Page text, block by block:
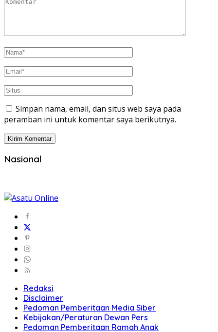
Simpan nama, email, dan situs web saya pada
peramban ini untuk komentar saya berikutnya.
Nasional
Redaksi
Disclaimer
Pedoman Pemberitaan Media Siber
Kebijakan/Peraturan Dewan Pers
Pedoman Pemberitaan Ramah Anak